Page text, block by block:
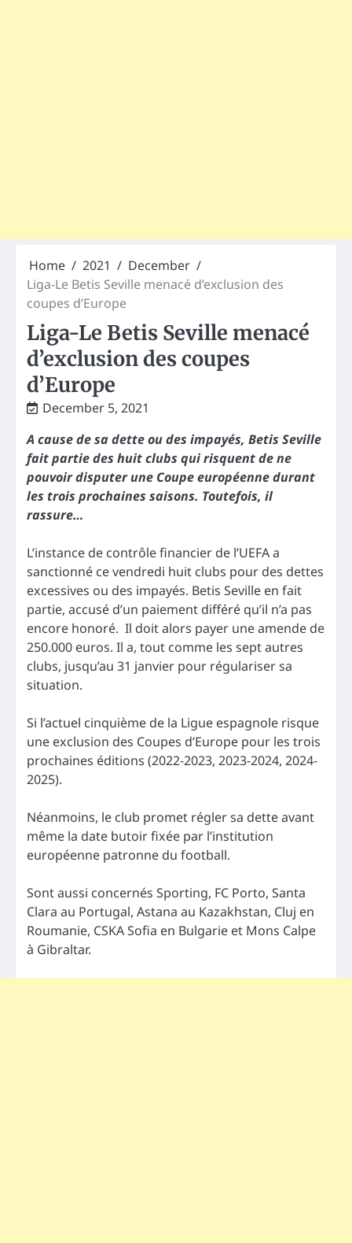
Home 2021
December
Liga-Le Betis Seville menacé d’exclusion des
coupes d’Europe
Liga-Le Betis Seville menacé
d’exclusion des coupes
d’Europe
December 5, 2021
A cause de sa dette ou des impayés, Betis Seville
fait partie des huit clubs qui risquent de ne
pouvoir disputer une Coupe européenne durant
les trois prochaines saisons. Toutefois, il
rassure…
L’instance de contrôle financier de l’UEFA a
sanctionné ce vendredi huit clubs pour des dettes
excessives ou des impayés. Betis Seville en fait
partie, accusé d’un paiement différé qu’il n’a pas
encore honoré. Il doit alors payer une amende de
250.000 euros. Il a, tout comme les sept autres
clubs, jusqu’au 31 janvier pour régulariser sa
situation.
Si l’actuel cinquième de la Ligue espagnole risque
une exclusion des Coupes d’Europe pour les trois
prochaines éditions (2022-2023, 2023-2024, 2024-
2025).
Néanmoins, le club promet régler sa dette avant
même la date butoir fixée par l’institution
européenne patronne du football.
Sont aussi concernés Sporting, FC Porto, Santa
Clara au Portugal, Astana au Kazakhstan, Cluj en
Roumanie, CSKA Sofia en Bulgarie et Mons Calpe
à Gibraltar.